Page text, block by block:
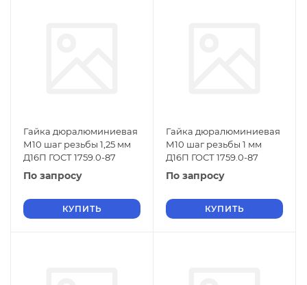
Гайка дюралюминиевая
М10 шаг резьбы 1,25 мм
Д16П ГОСТ 1759.0-87
По запросу
КУПИТЬ
Гайка дюралюминиевая
М10 шаг резьбы 1 мм
Д16П ГОСТ 1759.0-87
По запросу
КУПИТЬ